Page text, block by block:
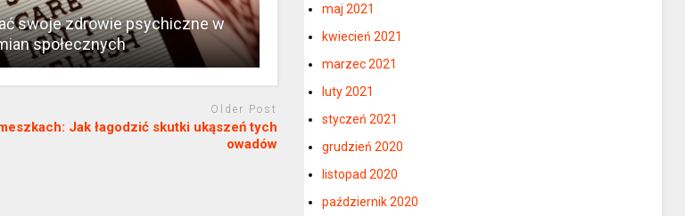
swoje zdrowie psychiczne w
społecznych
Older Post
Jak łagodzić skutki ukąszeń tych
owadów
maj 2021
kwiecień 2021
marzec 2021
luty 2021
styczeń 2021
grudzień 2020
listopad 2020
październik 2020